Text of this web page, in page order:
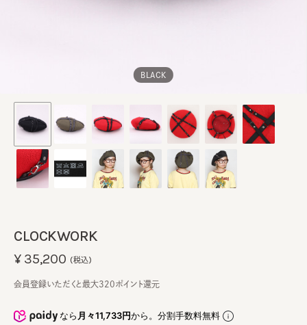
BLACK
CLOCKWORK
なら月々11,733円から。分割手数料無料
¥35,200 (税込)
会員登録いただくと最大320ポイント還元